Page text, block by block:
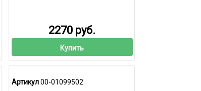
2270 руб.
Купить
Артикул00-01099502